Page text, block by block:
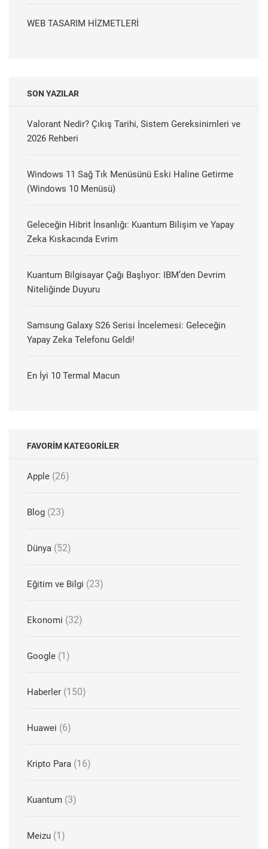
WEB TASARIM HİZMETLERİ
SON YAZILAR
Valorant Nedir? Çıkış Tarihi, Sistem Gereksinimleri ve
2026 Rehberi
Windows 11 Sağ Tık Menüsünü Eski Haline Getirme
(Windows 10 Menüsü)
Geleceğin Hibrit İnsanlığı: Kuantum Bilişim ve Yapay
Zeka Kıskacında Evrim
Kuantum Bilgisayar Çağı Başlıyor: IBM’den Devrim
Niteliğinde Duyuru
Samsung Galaxy S26 Serisi İncelemesi: Geleceğin
Yapay Zeka Telefonu Geldi!
En İyi 10 Termal Macun
FAVORIM KATEGORILER
Apple (26)
Blog (23)
Dünya (52)
Eğitim ve Bilgi (23)
Ekonomi (32)
Google (1)
Haberler (150)
Huawei (6)
Kripto Para (16)
Kuantum (3)
Meizu (1)